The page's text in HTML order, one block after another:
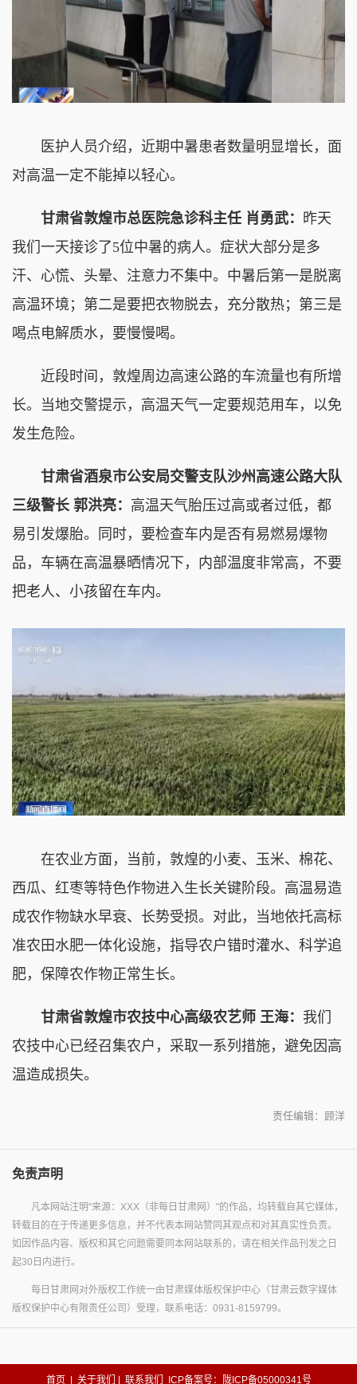
医护人员介绍，近期中暑患者数量明显增长，面
对高温一定不能掉以轻心。
甘肃省敦煌市总医院急诊科主任 肖勇武： 昨天
我们一天接诊了5位中暑的病人。症状大部分是多
汗、心慌、头晕、注意力不集中。中暑后第一是脱离
高温环境；第二是要把衣物脱去，充分散热；第三是
喝点电解质水，要慢慢喝。
近段时间，敦煌周边高速公路的车流量也有所增
长。当地交警提示，高温天气一定要规范用车，以免
发生危险。
甘肃省酒泉市公安局交警支队沙州高速公路大队
三级警长 郭洪亮： 高温天气胎压过高或者过低，都
易引发爆胎。同时，要检查车内是否有易燃易爆物
品，车辆在高温暴晒情况下，内部温度非常高，不要
把老人、小孩留在车内。
在农业方面，当前，敦煌的小麦、玉米、棉花、
西瓜、红枣等特色作物进入生长关键阶段。高温易造
成农作物缺水早衰、长势受损。对此，当地依托高标
准农田水肥一体化设施，指导农户错时灌水、科学追
肥，保障农作物正常生长。
甘肃省敦煌市农技中心高级农艺师 王海： 我们
农技中心已经召集农户，采取一系列措施，避免因高
温造成损失。
责任编辑：顾洋
免责声明
凡本网站注明"来源：XXX（非每日甘肃网）"的作品，均转载自其它媒体，
转载目的在于传递更多信息，并不代表本网站赞同其观点和对其真实性负责。
如因作品内容、版权和其它问题需要同本网站联系的，请在相关作品刊发之日
起30日内进行。
每日甘肃网对外版权工作统一由甘肃媒体版权保护中心（甘肃云数字媒体
版权保护中心有限责任公司）受理，联系电话：0931-8159799。
首页 关于我们 联系我们 ICP备案号：陇ICP备05000341号